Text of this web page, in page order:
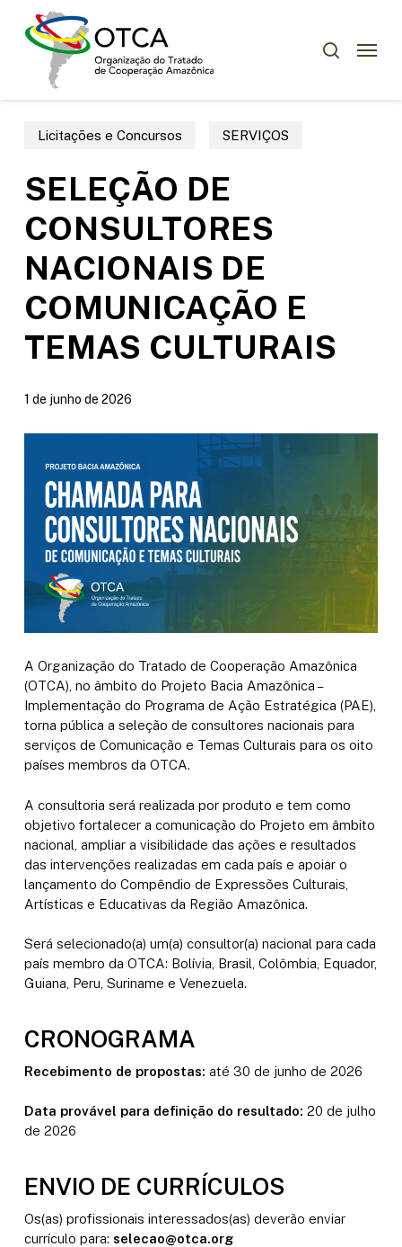
Menu
Licitações e Concursos SERVIÇOS
SELEÇÃO DE
CONSULTORES
NACIONAIS DE
COMUNICAÇÃO E
TEMAS CULTURAIS
1 de junho de 2026
A Organização do Tratado de Cooperação Amazônica
(OTCA), no âmbito do Projeto Bacia Amazônica –
Implementação do Programa de Ação Estratégica (PAE),
torna pública a seleção de consultores nacionais para
serviços de Comunicação e Temas Culturais para os oito
países membros da OTCA.
A consultoria será realizada por produto e tem como
objetivo fortalecer a comunicação do Projeto em âmbito
nacional, ampliar a visibilidade das ações e resultados
das intervenções realizadas em cada país e apoiar o
lançamento do Compêndio de Expressões Culturais,
Artísticas e Educativas da Região Amazônica.
Será selecionado(a) um(a) consultor(a) nacional para cada
país membro da OTCA: Bolívia, Brasil, Colômbia, Equador,
Guiana, Peru, Suriname e Venezuela.
CRONOGRAMA
Recebimento de propostas: até 30 de junho de 2026
Data provável para definição do resultado: 20 de julho
de 2026
ENVIO DE CURRÍCULOS
Os(as) profissionais interessados(as) deverão enviar
currículo para: selecao@otca.org